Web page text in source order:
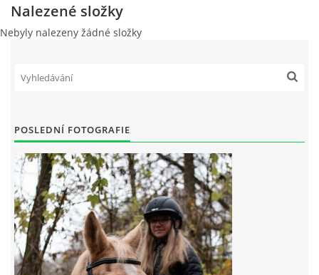
PŘISPĚVEK ČUS KARVINA -PODPORA SPORTU V
ČLENOVÉ RYCHVALDU 2023
7:4 (VELKÝ PÁTEK) KROUŽEK NEBUDE
JARNÍ BRIGÁDA 20.5.2023
Nalezené složky
Nebyly nalezeny žádné složky
POSLEDNÍ FOTOGRAFIE